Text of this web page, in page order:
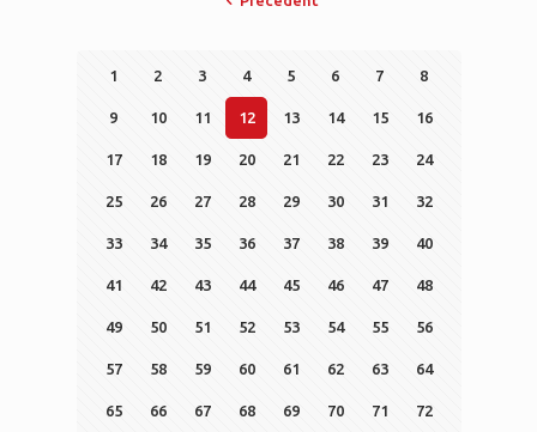
1 2 3 4 5 6 7 8
9 10 11 12 13 14 15 16
17 18 19 20 21 22 23 24
25 26 27 28 29 30 31 32
33 34 35 36 37 38 39 40
41 42 43 44 45 46 47 48
49 50 51 52 53 54 55 56
57 58 59 60 61 62 63 64
65 66 67 68 69 70 71 72